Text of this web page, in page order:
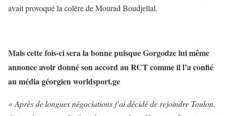
avait provoqué la colère de Mourad Boudjellal.
Mais cette fois-ci sera la bonne puisque Gorgodze lui même
annonce avoir donné son accord au RCT comme il l’a confié
au média géorgien worldsport.ge
« Après de longues négociations j’ai décidé de rejoindre Toulon.